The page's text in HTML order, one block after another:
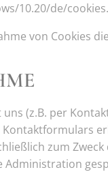
10.20/de/
von Cookies
(z.B. per
Kontaktformulars
zum